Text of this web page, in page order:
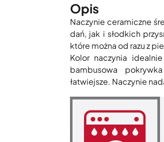
Opis
Naczynie ceramiczne
dań, jak i słodkich
które można od razu z
Kolor naczynia
bambusowa
łatwiejsze. Naczynie